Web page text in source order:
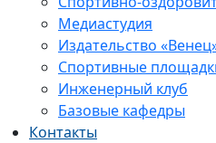
Медиастудия
Издательство
Спортивные
Инженерный клуб
Базовые кафедры
Контакты